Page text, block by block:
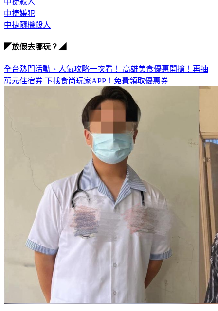
中捷隨機砍人
中捷殺人
中捷嫌犯
全台熱門活動、人氣攻略一次看！高雄美食優惠開搶！再抽
下載食尚玩家APP！免費領取優惠券